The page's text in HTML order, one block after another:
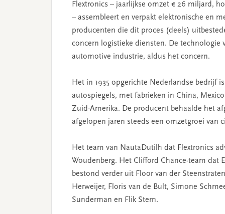
Flextronics – jaarlijkse omzet € 26 miljard,
– assembleert en verpakt elektronische en
producenten die dit proces (deels)
concern logistieke diensten. De technologie
automotive industrie, aldus het concern.
Het in 1935 opgerichte Nederlandse bedrijf
autospiegels, met fabrieken in China,
Zuid-Amerika. De producent behaalde het
afgelopen jaren steeds een omzetgroei van
Het team van NautaDutilh dat Flextronics
Woudenberg. Het Clifford Chance-team dat
bestond verder uit Floor van der
Herweijer, Floris van de Bult, Simone
Sunderman en Flik Stern.